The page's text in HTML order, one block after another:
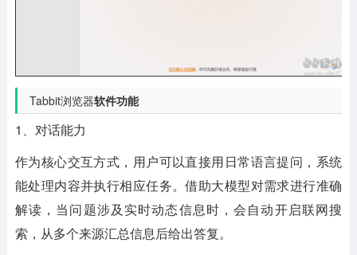
Tabbit浏览器软件功能
1、对话能力
作为核心交互方式，用户可以直接用日常语言提问，系统
能处理内容并执行相应任务。借助大模型对需求进行准确
解读，当问题涉及实时动态信息时，会自动开启联网搜
索，从多个来源汇总信息后给出答复。